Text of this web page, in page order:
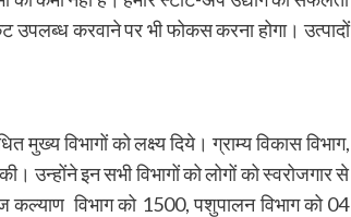
उपलब्ध करवाने पर भी फोकस करना होगा। उत्पादों
विभागों को लक्ष्य दिये। ग्राम्य विकास विभाग,
उन्होंने इन सभी विभागों को लोगों को स्वरोजगार से
कल्याण विभाग को 1500, पशुपालन विभाग को 04